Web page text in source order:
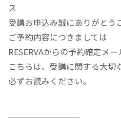
ス
受講お申込み誠にありがとう
ご予約内容につきましては
RESERVAからの予約確定メ
こちらは、受講に関する大切
必ずお読みください。